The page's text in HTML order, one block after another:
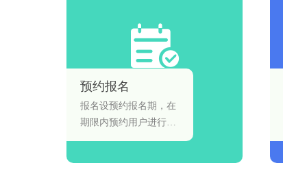
预约报名
报名设预约报名期，在
期限内预约用户进行报
名。预约报名期内，用